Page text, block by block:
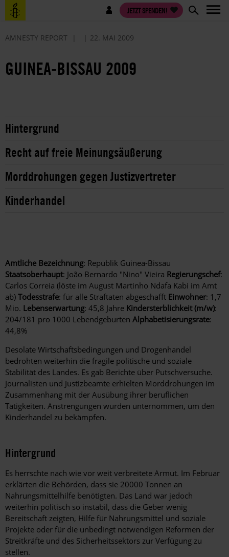
Direkt
zum
Benutzermenü JETZT SPENDEN!
AMNESTY REPORT 22. MAI 2009
GUINEA-BISSAU 2009
Hintergrund
Recht auf freie Meinungsäußerung
Morddrohungen gegen Justizvertreter
Kinderhandel
Amtliche Bezeichnung: Republik Guinea-Bissau
Staatsoberhaupt: João Bernardo "Nino" Vieira Regierungschef:
Carlos Correia (löste im August Martinho Ndafa Kabi im Amt
ab) Todesstrafe: für alle Straftaten abgeschafft Einwohner: 1,7
Mio. Lebenserwartung: 45,8 Jahre Kindersterblichkeit (m/w):
204/181 pro 1000 Lebendgeburten Alphabetisierungsrate:
44,8%
Desolate Wirtschaftsbedingungen und Drogenhandel
bedrohten weiterhin die fragile politische und soziale
Stabilität des Landes. Es gab Berichte über Putschversuche.
Journalisten und Justizbeamte erhielten Morddrohungen im
Zusammenhang mit der Ausübung ihrer beruflichen
Tätigkeiten. Anstrengungen wurden unternommen, um den
Kinderhandel zu bekämpfen.
Hintergrund
Es herrschte nach wie vor weit verbreitete Armut. Im Februar
erklärten die Behörden, dass sie 20000 Tonnen an
Nahrungsmittelhilfe benötigten. Das Land war jedoch
weiterhin politisch so instabil, dass die Geber wenig
Bereitschaft zeigten, Hilfe für Nahrungsmittel und soziale
Projekte oder für die unbedingt notwendigen Reformen der
Streitkräfte und des Sicherheitssektors zur Verfügung zu
stellen.